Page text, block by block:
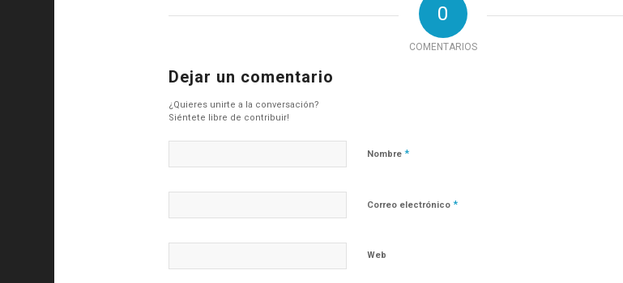
0
COMENTARIOS
Dejar un comentario
¿Quieres unirte a la conversación?
Siéntete libre de contribuir!
Nombre *
Correo electrónico *
Web